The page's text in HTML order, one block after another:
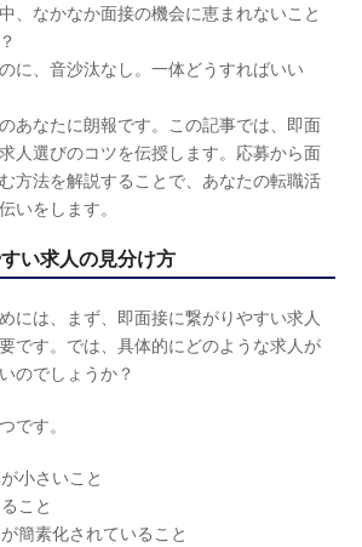
、なかなか面接の機会に恵まれないこと
に、音沙汰なし。一体どうすればいい
あなたに朗報です。この記事では、即面
人選びのコツを伝授します。 応募から面
方法を解説することで、あなたの転職活
いをします。
い求人の見分け方
には、まず、即面接に繋がりやすい求人
です。 では、具体的にどのような求人が
のでしょうか？
です。
小さいこと
こと
簡素化されていること